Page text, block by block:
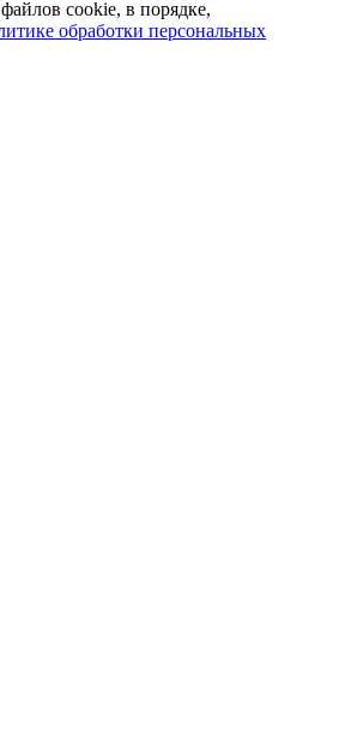
cookie, в порядке,
обработки персональных